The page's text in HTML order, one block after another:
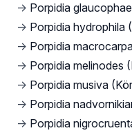
→ Porpidia
→ Porpidia hydrophila
→ Porpidia
→ Porpidia melinodes
→ Porpidia musiva
→ Porpidia
→ Porpidia